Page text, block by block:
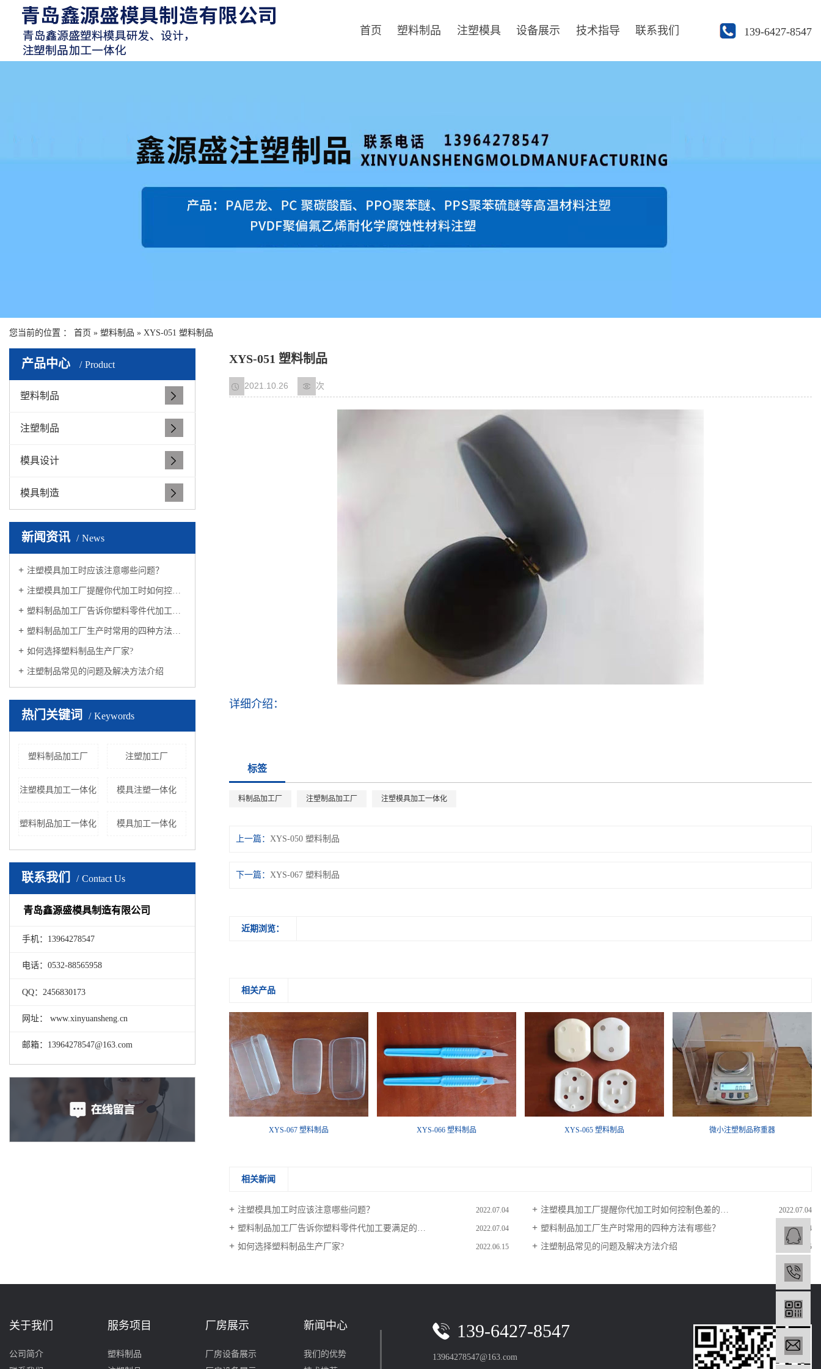
首页 塑料制品 注塑模具 设备展示 技术指导 联系我们 139-6427-8547
您当前的位置 ： 首页 » 塑料制品 » XYS-051 塑料制品
产品中心 Product
塑料制品
注塑制品
模具设计
模具制造
新闻资讯 News
注塑模具加工时应该注意哪些问题？
注塑模具加工厂提醒你代加工时如何控制色差的问题？
塑料制品加工厂告诉你塑料零件代加工要满足的条件？
塑料制品加工厂生产时常用的四种方法有哪些？
如何选择塑料制品生产厂家?
注塑制品常见的问题及解决方法介绍
热门关键词 Keywords
塑料制品加工厂 注塑加工厂
注塑模具加工一体化 模具注塑一体化
塑料制品加工一体化 模具加工一体化
联系我们 Contact Us
青岛鑫源盛模具制造有限公司
手机：13964278547
电话：0532-88565958
QQ：2456830173
网址： www.xinyuansheng.cn
邮箱：13964278547@163.com
XYS-051 塑料制品
2021.10.26 次
详细介绍：
标签
料制品加工厂 注塑制品加工厂 注塑模具加工一体化
上一篇： XYS-050 塑料制品
下一篇： XYS-067 塑料制品
近期浏览：
相关产品
XYS-067 塑料制品 XYS-066 塑料制品 XYS-065 塑料制品 微小注塑制品称重器
相关新闻
注塑模具加工时应该注意哪些问题？ 2022.07.04 注塑模具加工厂提醒你代加工时如何控制色差的问题？ 2022.07.04
塑料制品加工厂告诉你塑料零件代加工要满足的条件？ 2022.07.04 塑料制品加工厂生产时常用的四种方法有哪些？ 2022.07.04
如何选择塑料制品生产厂家? 2022.06.15 注塑制品常见的问题及解决方法介绍 2022.06.15
关于我们
公司简介
服务项目
塑料制品
厂房展示
厂房设备展示
新闻中心
我们的优势
139-6427-8547
13964278547@163.com